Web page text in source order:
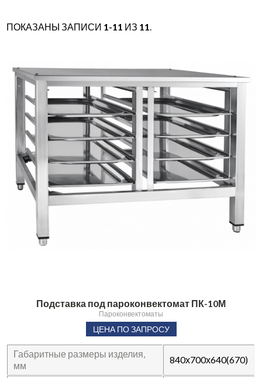
ПОКАЗАНЫ ЗАПИСИ 1-11 ИЗ 11.
Подставка под пароконвектомат ПК-10М
Пароконвектоматы
ЦЕНА ПО ЗАПРОСУ
Габаритные размеры изделия,
мм
840х700х640(670)